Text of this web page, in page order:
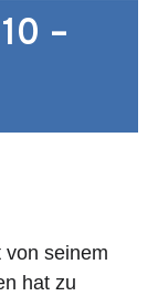
–
von seinem
hat zu